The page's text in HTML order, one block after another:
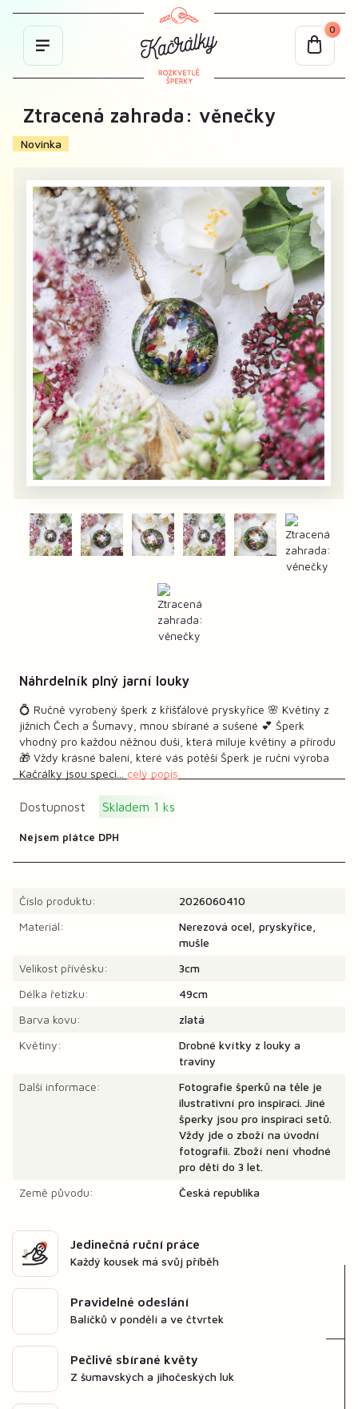
0
Ztracená zahrada: věnečky
Novinka
Náhrdelník plný jarní louky
💍 Ručně vyrobený šperk z křišťálové pryskyřice 🌸 Květiny z
jižních Čech a Šumavy, mnou sbírané a sušené 💕 Šperk
vhodný pro každou něžnou duši, která miluje květiny a přírodu
🎁 Vždy krásné balení, které vás potěší Šperk je ruční výroba
Kačrálky jsou speci... celý popis
Dostupnost Skladem 1 ks
Nejsem plátce DPH
Číslo produktu:
2026060410
Materiál:
Nerezová ocel, pryskyřice,
mušle
Velikost přívěsku:
3cm
Délka řetízku:
49cm
Barva kovu:
zlatá
Květiny:
Drobné kvítky z louky a
traviny
Další informace:
Fotografie šperků na těle je
ilustrativní pro inspiraci. Jiné
šperky jsou pro inspiraci setů.
Vždy jde o zboží na úvodní
fotografii. Zboží není vhodné
pro děti do 3 let.
Země původu:
Česká republika
Jedinečná ruční práce
Každý kousek má svůj příběh
Pravidelné odeslání
Balíčků v pondělí a ve čtvrtek
Pečlivě sbírané květy
Z šumavských a jihočeských luk